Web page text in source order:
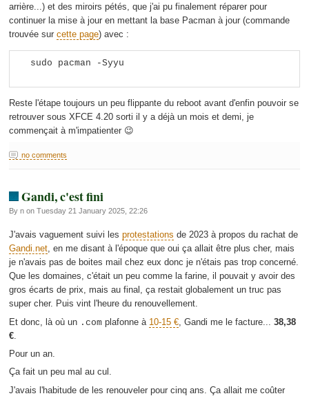
arrière...) et des miroirs pétés, que j'ai pu finalement réparer pour
continuer la mise à jour en mettant la base Pacman à jour (commande
trouvée sur cette page) avec :
Reste l'étape toujours un peu flippante du reboot avant d'enfin pouvoir se
retrouver sous XFCE 4.20 sorti il y a déjà un mois et demi, je
commençait à m'impatienter 😉
no comments
Gandi, c'est fini
By n on Tuesday 21 January 2025, 22:26
J'avais vaguement suivi les protestations de 2023 à propos du rachat de
Gandi.net, en me disant à l'époque que oui ça allait être plus cher, mais
je n'avais pas de boites mail chez eux donc je n'étais pas trop concerné.
Que les domaines, c'était un peu comme la farine, il pouvait y avoir des
gros écarts de prix, mais au final, ça restait globalement un truc pas
super cher. Puis vint l'heure du renouvellement.
Et donc, là où un .complafonne à 10-15 €, Gandi me le facture... 38,38
€.
Pour un an.
Ça fait un peu mal au cul.
J'avais l'habitude de les renouveler pour cinq ans. Ça allait me coûter